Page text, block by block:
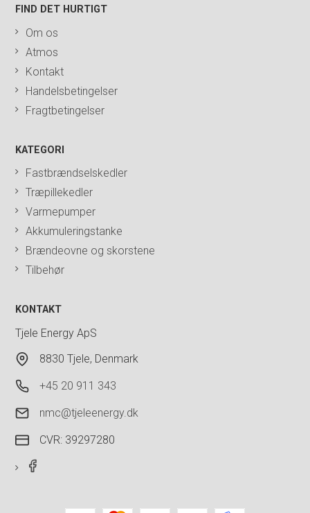
FIND DET HURTIGT
Om os
Atmos
Kontakt
Handelsbetingelser
Fragtbetingelser
KATEGORI
Fastbrændselskedler
Træpillekedler
Varmepumper
Akkumuleringstanke
Brændeovne og skorstene
Tilbehør
KONTAKT
Tjele Energy ApS
8830 Tjele, Denmark
+45 20 911 343
nmc@tjeleenergy.dk
CVR: 39297280